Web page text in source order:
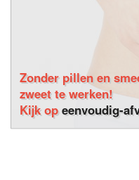
Zonder pillen en
zweet te werken!
Kijk opeenvoudig-